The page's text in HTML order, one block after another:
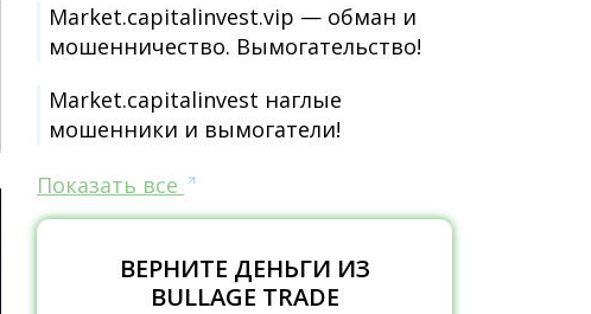
Market.capitalinvest.vip — обман и
мошенничество. Вымогательство!
Market.capitalinvest наглые
мошенники и вымогатели!
Показать все
ВЕРНИТЕ ДЕНЬГИ ИЗ
BULLAGE TRADE